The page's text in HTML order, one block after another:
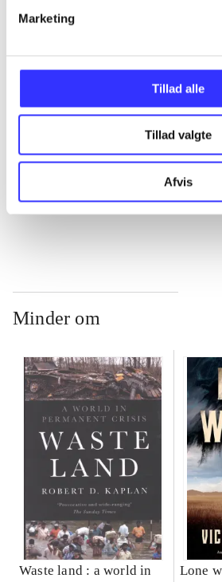
Marketing
Tillad alle
Tillad valgte
Afvis
...
Minder om
Waste land : a world in
Lone